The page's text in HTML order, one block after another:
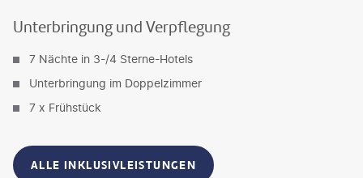
Unterbringung und Verpflegung
7 Nächte in 3-/4 Sterne-Hotels
Unterbringung im Doppelzimmer
7 x Frühstück
ALLE INKLUSIVLEISTUNGEN